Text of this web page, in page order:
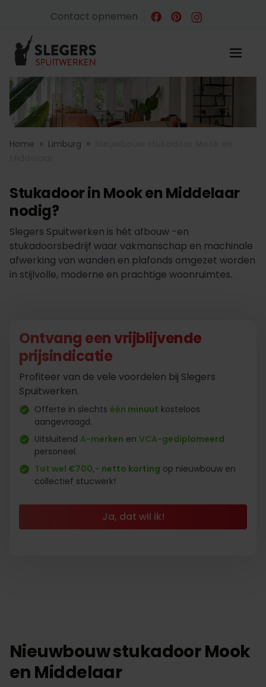
Contact opnemen
Home » Limburg »
Stukadoor in Mook en Middelaar
nodig?
Slegers Spuitwerken is hét afbouw -en
stukadoorsbedrijf waar vakmanschap en machinale
afwerking van wanden en plafonds omgezet worden
in stijlvolle, moderne en prachtige woonruimtes.
Ontvang een vrijblijvende
prijsindicatie
Profiteer van de vele voordelen bij Slegers
Spuitwerken.
Offerte in slechts één minuut kosteloos
aangevraagd.
Uitsluitend A-merken en VCA-gediplomeerd
personeel.
Tot wel €700,- netto korting op nieuwbouw en
collectief stucwerk!
Ja, dat wil ik!
Nieuwbouw stukadoor Mook
en Middelaar